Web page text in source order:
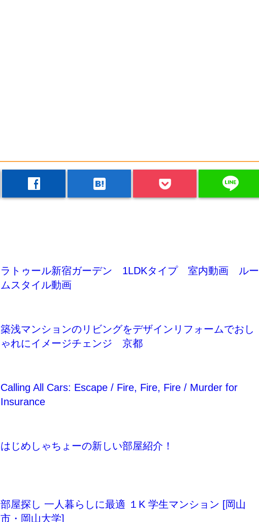
facebook hatenabookmark line
ラトゥール新宿ガーデン 1LDKタイプ 室内動画 ルー
ムスタイル動画
築浅マンションのリビングをデザインリフォームでおし
ゃれにイメージチェンジ 京都
Calling All Cars: Escape / Fire, Fire, Fire / Murder for
Insurance
はじめしゃちょーの新しい部屋紹介！
部屋探し 一人暮らしに最適 １K 学生マンション [岡山
市・岡山大学]